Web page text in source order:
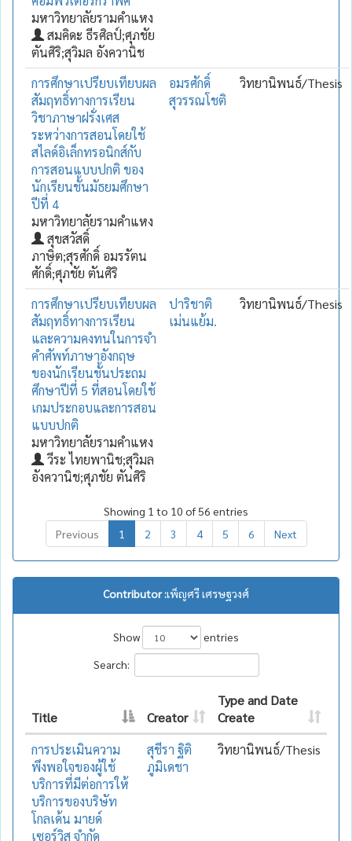
มหาวิทยาลัยรามคำแหง
สมคิดะ ธีรศิลป์;ศุภชัย
ตันศิริ;สุวิมล อังควานิช
การศึกษาเปรียบเทียบผล
สัมฤทธิ์ทางการเรียน
วิชาภาษาฝรั่งเศส
ระหว่างการสอนโดยใช้
สไลด์อิเล็กทรอนิกส์กับ
การสอนแบบปกติ ของ
นักเรียนชั้นมัธยมศึกษา
ปีที่ 4
มหาวิทยาลัยรามคำแหง
สุขสวัสดิ์
ภาษิต;สุรศักดิ์ อมรรัตน
ศักดิ์;ศุภชัย ตันศิริ
อมรศักดิ์
สุวรรณโชติ
วิทยานิพนธ์/Thesis
การศึกษาเปรียบเทียบผล
สัมฤทธิ์ทางการเรียน
และความคงทนในการจำ
คำศัพท์ภาษาอังกฤษ
ของนักเรียนชั้นประถม
ศึกษาปีที่ 5 ที่สอนโดยใช้
เกมประกอบและการสอน
แบบปกติ
มหาวิทยาลัยรามคำแหง
วีระ ไทยพานิช;สุวิมล
อังควานิช;ศุภชัย ตันศิริ
ปาริชาติ
เม่นแย้ม.
วิทยานิพนธ์/Thesis
Showing 1 to 10 of 56 entries
Previous
1 2 3 4 5 6 Next
Contributor :เพ็ญศรี เศรษฐวงศ์
Show
entries
Search:
Title Creator
Type and Date
Create
การประเมินความ
พึงพอใจของผู้ใช้
บริการที่มีต่อการให้
บริการของบริษัท
โกลเด้น มายด์
เซอร์วิส จำกัด
สุชีรา ฐิติ
ภูมิเดชา
วิทยานิพนธ์/Thesis